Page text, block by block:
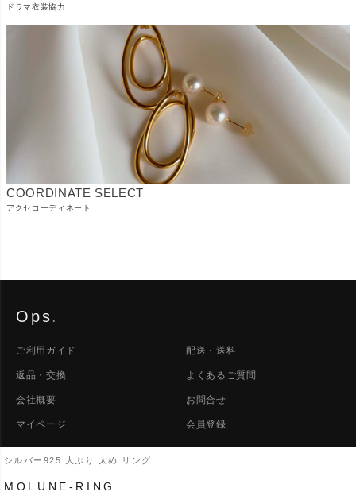
シルバー925 大ぶり 太め リング
MOLUNE-RING
ドラマ衣装協力
COORDINATE SELECT
アクセコーディネート
Ops.
ご利用ガイド 配送・送料
返品・交換 よくあるご質問
会社概要 お問合せ
マイページ 会員登録